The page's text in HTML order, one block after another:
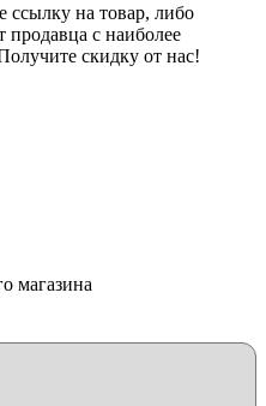
ссылку на товар, либо
продавца с наиболее
скидку от нас!
магазина